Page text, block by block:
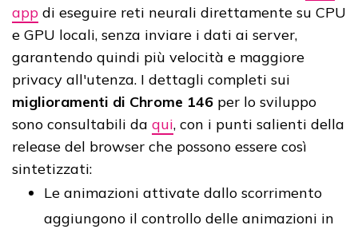
app di eseguire reti neurali direttamente su CPU
e GPU locali, senza inviare i dati ai server,
garantendo quindi più velocità e maggiore
privacy all'utenza. I dettagli completi sui
miglioramenti di Chrome 146 per lo sviluppo
sono consultabili da qui, con i punti salienti della
release del browser che possono essere così
sintetizzati:
Le animazioni attivate dallo scorrimento
aggiungono il controllo delle animazioni in